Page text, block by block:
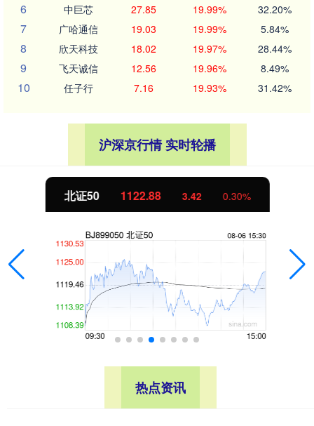
6 中巨芯 27.85 19.99% 32.20%
7 广哈通信 19.03 19.99% 5.84%
8 欣天科技 18.02 19.97% 28.44%
9 飞天诚信 12.56 19.96% 8.49%
10 任子行 7.16 19.93% 31.42%
沪深京行情 实时轮播
北证50 1122.88 3.42 0.30%
热点资讯